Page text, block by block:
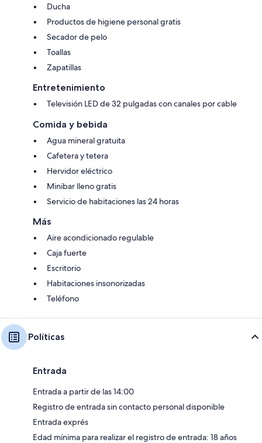
Ducha
Productos de higiene personal gratis
Secador de pelo
Toallas
Zapatillas
Entretenimiento
Televisión LED de 32 pulgadas con canales por cable
Comida y bebida
Agua mineral gratuita
Cafetera y tetera
Hervidor eléctrico
Minibar lleno gratis
Servicio de habitaciones las 24 horas
Más
Aire acondicionado regulable
Caja fuerte
Escritorio
Habitaciones insonorizadas
Teléfono
Políticas
Entrada
Entrada a partir de las 14:00
Registro de entrada sin contacto personal disponible
Entrada exprés
Edad mínima para realizar el registro de entrada: 18 años